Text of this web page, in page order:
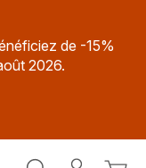
de -15%
2026.